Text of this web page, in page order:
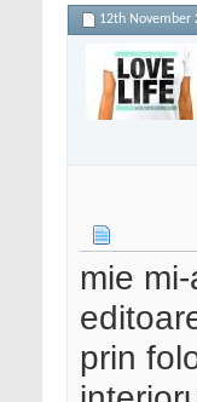
12th November
mie
prin